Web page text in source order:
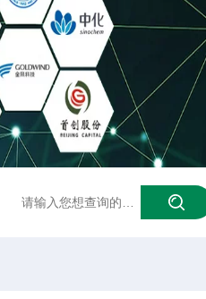
泳池臭氧